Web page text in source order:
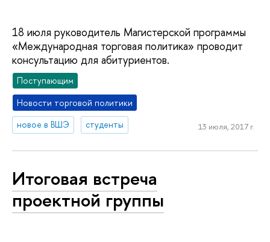
18 июля руководитель Магистерской программы
«Международная торговая политика» проводит
консультацию для абитуриентов.
Поступающим
Новости торговой политики
новое в ВШЭ
студенты 13 июля, 2017 г.
Итоговая встреча
проектной группы